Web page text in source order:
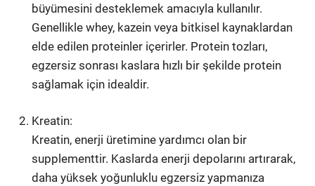
büyümesini desteklemek amacıyla kullanılır.
Genellikle whey, kazein veya bitkisel kaynaklardan
elde edilen proteinler içerirler. Protein tozları,
egzersiz sonrası kaslara hızlı bir şekilde protein
sağlamak için idealdir.
Kreatin:
Kreatin, enerji üretimine yardımcı olan bir
supplementtir. Kaslarda enerji depolarını artırarak,
daha yüksek yoğunluklu egzersiz yapmanıza